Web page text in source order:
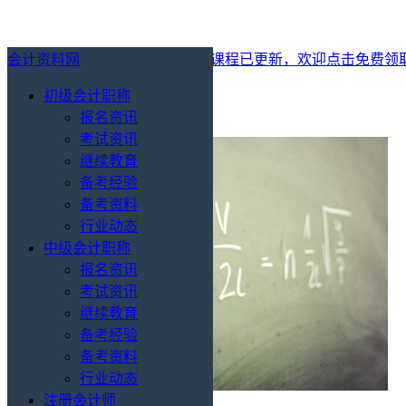
会计资料网
初级会计职称
报名资讯
考试资讯
继续教育
备考经验
备考资料
行业动态
中级会计职称
报名资讯
考试资讯
继续教育
备考经验
备考资料
行业动态
注册会计师
最新消息： 2027年初级会计免费课程已更新，欢迎点击免费领
标签：备考规划